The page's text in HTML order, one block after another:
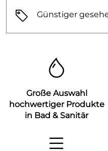
Günstiger
Große Auswahl
hochwertiger Produkte
in Bad & Sanitär